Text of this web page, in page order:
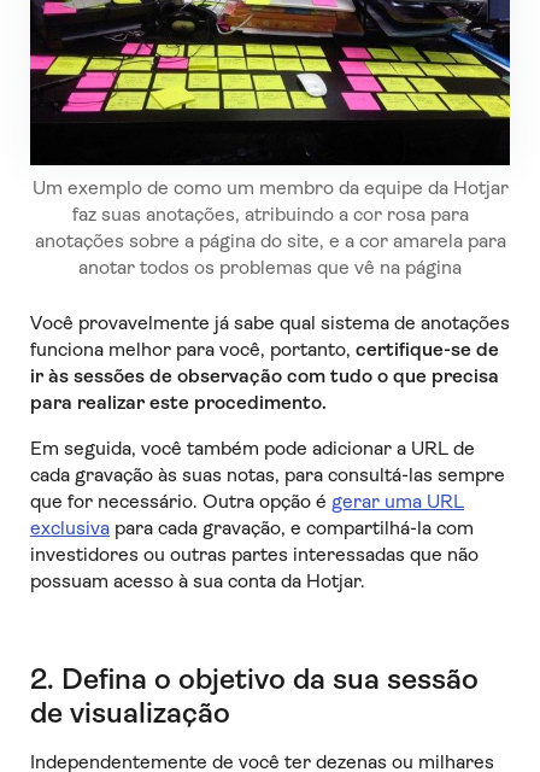
Um exemplo de como um membro da equipe da Hotjar
faz suas anotações, atribuindo a cor rosa para
anotações sobre a página do site, e a cor amarela para
anotar todos os problemas que vê na página
Você provavelmente já sabe qual sistema de anotações
funciona melhor para você, portanto, certifique-se de
ir às sessões de observação com tudo o que precisa
para realizar este procedimento.
Em seguida, você também pode adicionar a URL de
cada gravação às suas notas, para consultá-las sempre
que for necessário. Outra opção é gerar uma URL
exclusivapara cada gravação, e compartilhá-la com
investidores ou outras partes interessadas que não
possuam acesso à sua conta da Hotjar.
2. Defina o objetivo da sua sessão
de visualização
Independentemente de você ter dezenas ou milhares